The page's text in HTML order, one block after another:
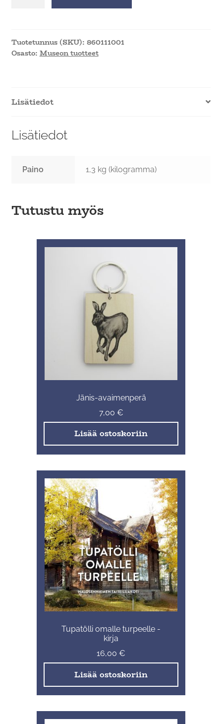
määrä
Tuotetunnus (SKU): 860111001
Osasto: Museon tuotteet
Lisätiedot
Lisätiedot
Paino 1,3 kg (kilogramma)
Tutustu myös
Jänis-avaimenperä
7,00 €
Lisää ostoskoriin
Tupatölli omalle turpeelle -
kirja
16,00 €
Lisää ostoskoriin